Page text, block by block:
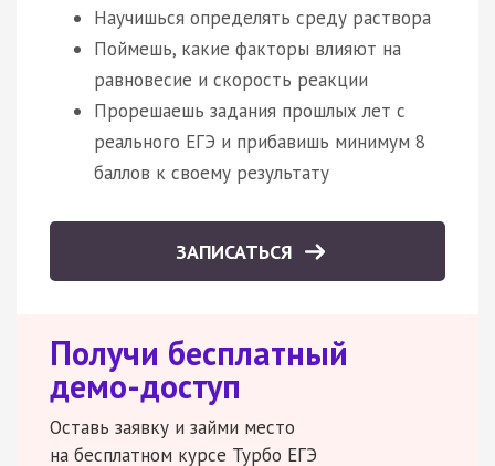
Научишься определять среду раствора
Поймешь, какие факторы влияют на
равновесие и скорость реакции
Прорешаешь задания прошлых лет с
реального ЕГЭ и прибавишь минимум 8
баллов к своему результату
ЗАПИСАТЬСЯ
Получи бесплатный
демо-доступ
Оставь заявку и займи место
на бесплатном курсе Турбо ЕГЭ